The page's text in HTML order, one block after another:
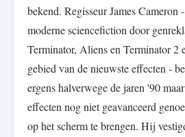
bekend. Regisseur James Cameron
moderne sciencefiction door
Terminator, Aliens en Terminator 2
gebied van de nieuwste effecten -
ergens halverwege de jaren '90
effecten nog niet geavanceerd
op het scherm te brengen. Hij